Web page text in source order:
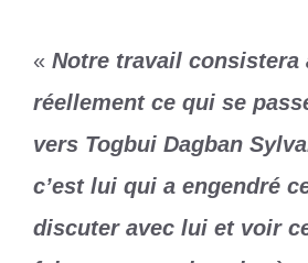
« Notre travail consistera
réellement ce qui se
vers Togbui Dagban
c’est lui qui a engendré
discuter avec lui et voir